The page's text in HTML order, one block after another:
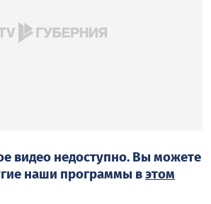
видео недоступно. Вы можете
наши программы вэтом